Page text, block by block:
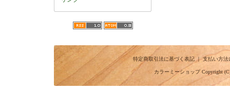
特定商取引法に基づく表記｜支払い方法
カラーミーショップCopyright